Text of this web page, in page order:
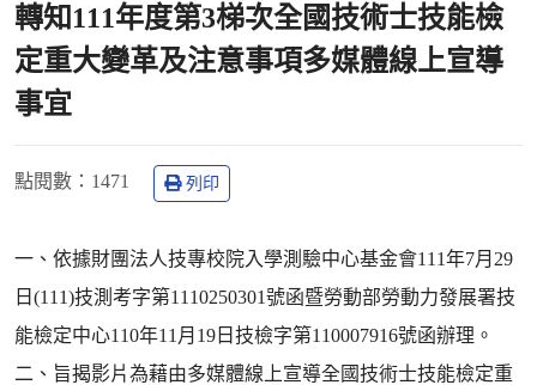
轉知111年度第3梯次全國技術士技能檢
定重大變革及注意事項多媒體線上宣導
事宜
點閱數 ：1471 列印
一、依據財團法人技專校院入學測驗中心基金會111年7月29
日(111)技測考字第1110250301號函暨勞動部勞動力發展署技
能檢定中心110年11月19日技檢字第110007916號函辦理。
二、旨揭影片為藉由多媒體線上宣導全國技術士技能檢定重